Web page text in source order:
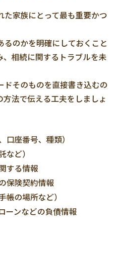
家族にとって最も重要かつ
るのかを明確にしておくこと
相続に関するトラブルを未
ドそのものを直接書き込むの
法で伝える工夫をしましょ
座番号、種類）
ど）
する情報
保険契約情報
の場所など）
ーンなどの負債情報